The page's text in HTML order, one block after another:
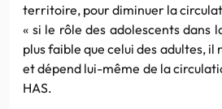
territoire, pour diminuer la
« si le rôle des adolescents dans
plus faible que celui des adultes, il
et dépend lui-même de la
HAS.